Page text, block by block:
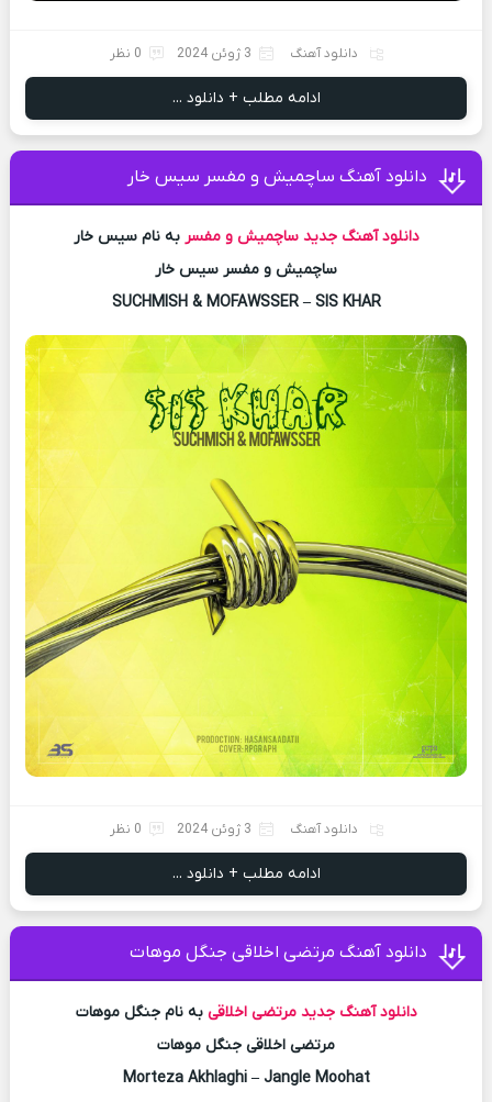
دانلود آهنگ 3 ژوئن 2024 0 نظر
ادامه مطلب + دانلود ...
دانلود آهنگ ساچمیش و مفسر سیس خار
دانلود آهنگ جدید ساچمیش و مفسر به نام سیس خار
ساچمیش و مفسر سیس خار
SUCHMISH & MOFAWSSER – SIS KHAR
دانلود آهنگ 3 ژوئن 2024 0 نظر
ادامه مطلب + دانلود ...
دانلود آهنگ مرتضی اخلاقی جنگل موهات
دانلود آهنگ جدید مرتضی اخلاقی به نام جنگل موهات
مرتضی اخلاقی جنگل موهات
Morteza Akhlaghi – Jangle Moohat